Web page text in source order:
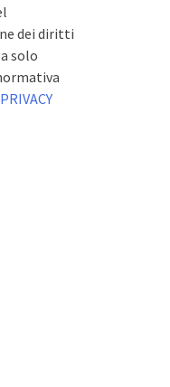
dei diritti
solo
PRIVACY